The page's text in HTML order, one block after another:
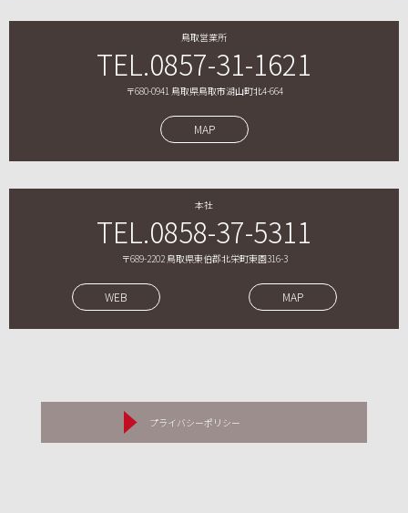
鳥取営業所
TEL.0857-31-1621
〒680-0941 鳥取県鳥取市湖山町北4-664
MAP
本社
TEL.0858-37-5311
〒689-2202 鳥取県東伯郡北栄町東園316-3
WEB MAP
プライバシーポリシー